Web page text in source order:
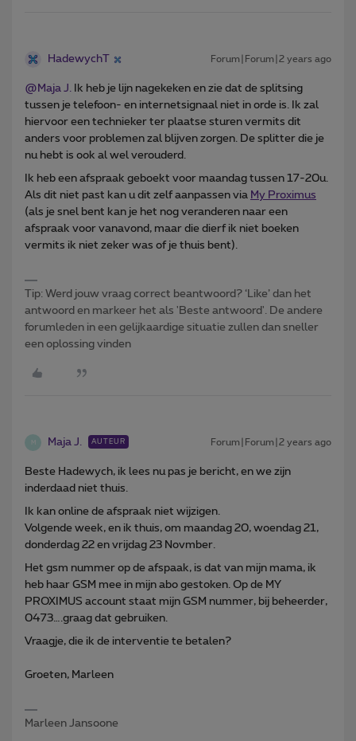
HadewychT Forum|Forum|2 years ago
@Maja J. Ik heb je lijn nagekeken en zie dat de splitsing
tussen je telefoon- en internetsignaal niet in orde is. Ik zal
hiervoor een technieker ter plaatse sturen vermits dit
anders voor problemen zal blijven zorgen. De splitter die je
nu hebt is ook al wel verouderd.
Ik heb een afspraak geboekt voor maandag tussen 17-20u.
Als dit niet past kan u dit zelf aanpassen via My Proximus
(als je snel bent kan je het nog veranderen naar een
afspraak voor vanavond, maar die dierf ik niet boeken
vermits ik niet zeker was of je thuis bent).
Tip: Werd jouw vraag correct beantwoord? ‘Like’ dan het
antwoord en markeer het als 'Beste antwoord'. De andere
forumleden in een gelijkaardige situatie zullen dan sneller
een oplossing vinden
M Maja J. AUTEUR Forum|Forum|2 years ago
Beste Hadewych, ik lees nu pas je bericht, en we zijn
inderdaad niet thuis.
Ik kan online de afspraak niet wijzigen.
Volgende week, en ik thuis, om maandag 20, woendag 21,
donderdag 22 en vrijdag 23 Novmber.
Het gsm nummer op de afspaak, is dat van mijn mama, ik
heb haar GSM mee in mijn abo gestoken. Op de MY
PROXIMUS account staat mijn GSM nummer, bij beheerder,
0473….graag dat gebruiken.
Vraagje, die ik de interventie te betalen?
Groeten, Marleen
Marleen Jansoone